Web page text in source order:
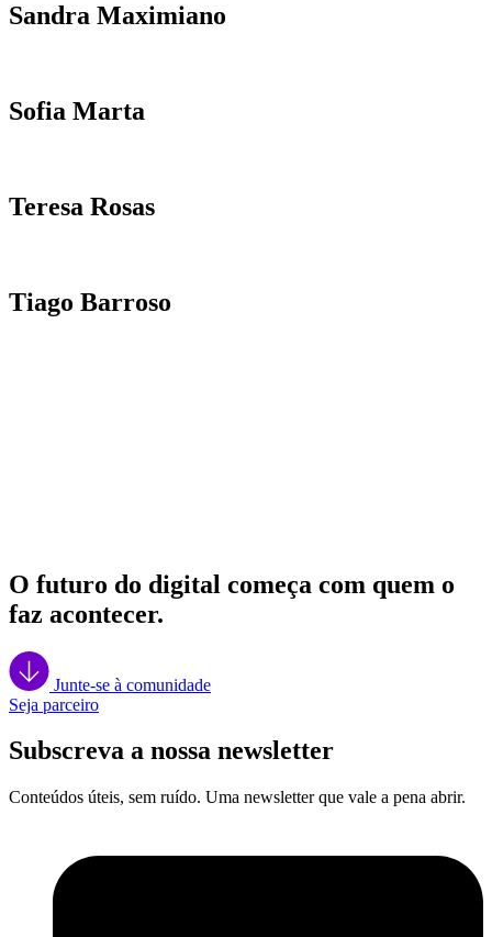
Sandra Maximiano
Sofia Marta
Teresa Rosas
Tiago Barroso
O futuro do digital começa com quem o
faz acontecer.
Junte-se à comunidade
Seja parceiro
Subscreva a nossa newsletter
Conteúdos úteis, sem ruído. Uma newsletter que vale a pena abrir.